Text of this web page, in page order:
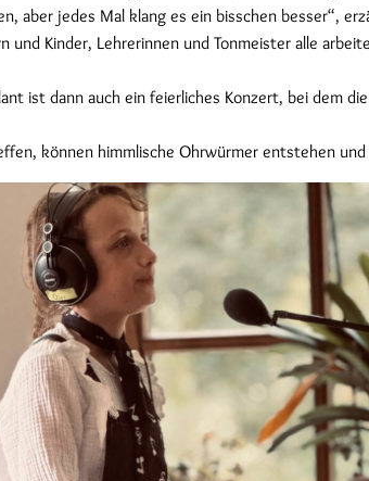
aber jedes Mal klang es ein bisschen besser“,
Kinder, Lehrerinnen und Tonmeister alle
ist dann auch ein feierliches Konzert, bei dem
können himmlische Ohrwürmer entstehen